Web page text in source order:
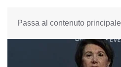
Passa al contenuto principale